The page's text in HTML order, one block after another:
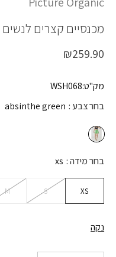
מכנסיים קצרים לנשים
₪259.90
מק"ט:WSH068
בחר צבע absinthe green
בחר מידה xs
XS
S
M
נקה